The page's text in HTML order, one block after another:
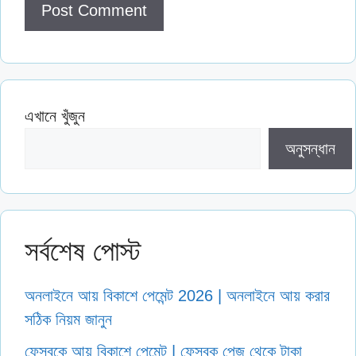
এখানে খুঁজুন
অনুসন্ধান
সর্বশেষ পোস্ট
অনলাইনে আয় বিকাশে পেমেন্ট 2026 | অনলাইনে আয় করার
সঠিক নিয়ম জানুন
ফেসবুকে আয় বিকাশে পেমেন্ট | ফেসবুক পেজ থেকে টাকা